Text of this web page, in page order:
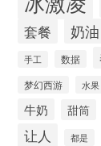
套餐 奶油
手工 数据
梦幻西游 水果
牛奶 甜筒
让人 都是